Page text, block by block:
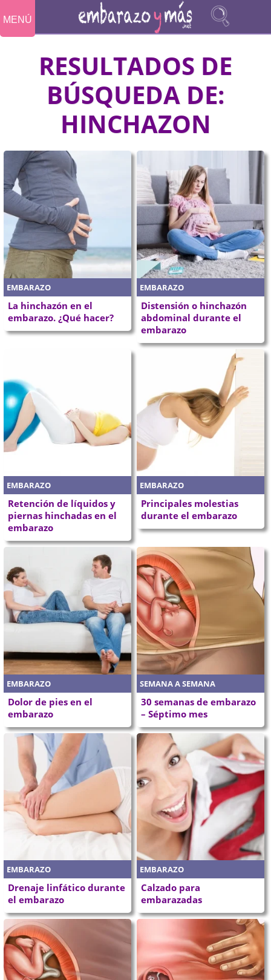
MENÚ
RESULTADOS DE
BÚSQUEDA DE:
HINCHAZON
EMBARAZO
La hinchazón en el
embarazo. ¿Qué hacer?
EMBARAZO
Distensión o hinchazón
abdominal durante el
embarazo
EMBARAZO
Retención de líquidos y
piernas hinchadas en el
embarazo
EMBARAZO
Principales molestias
durante el embarazo
EMBARAZO
Dolor de pies en el
embarazo
SEMANA A SEMANA
30 semanas de embarazo
– Séptimo mes
EMBARAZO
Drenaje linfático durante
el embarazo
EMBARAZO
Calzado para
embarazadas